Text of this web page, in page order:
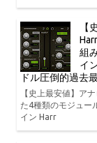
【
組
イ
ドル圧倒的過去
【史上最安値】ア
た4種類のモジュー
イン Harr